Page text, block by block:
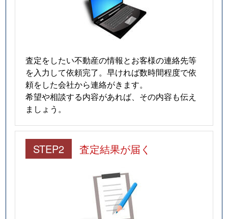
査定をしたい不動産の情報とお客様の連絡先等
を入力して依頼完了。早ければ数時間程度で依
頼をした会社から連絡がきます。
希望や相談する内容があれば、その内容も伝え
ましょう。
STEP2 査定結果が届く